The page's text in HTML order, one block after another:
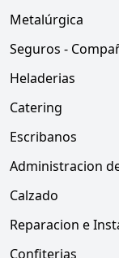
Metalúrgica
Seguros -
Heladerias
Catering
Escribanos
Administracion
Calzado
Reparacion e
Confiterias